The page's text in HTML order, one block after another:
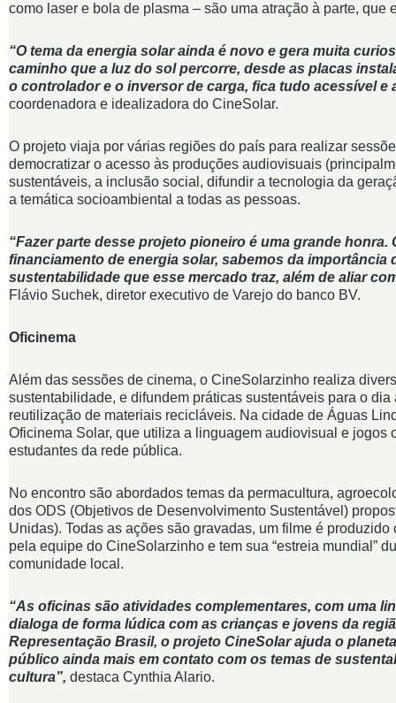
como laser e bola de plasma – são uma atração à parte, que
“O tema da energia solar ainda é novo e gera muita
caminho que a luz do sol percorre, desde as placas
o controlador e o inversor de carga, fica tudo acessível e
coordenadora e idealizadora do CineSolar.
O projeto viaja por várias regiões do país para realizar
democratizar o acesso às produções audiovisuais
sustentáveis, a inclusão social, difundir a tecnologia da
a temática socioambiental a todas as pessoas.
“Fazer parte desse projeto pioneiro é uma grande
financiamento de energia solar, sabemos da importância
sustentabilidade que esse mercado traz, além de aliar
Flávio Suchek, diretor executivo de Varejo do banco BV.
Oficinema
Além das sessões de cinema, o CineSolarzinho realiza
sustentabilidade, e difundem práticas sustentáveis para o
reutilização de materiais recicláveis. Na cidade de Águas
Oficinema Solar, que utiliza a linguagem audiovisual e jogos
estudantes da rede pública.
No encontro são abordados temas da permacultura,
dos ODS (Objetivos de Desenvolvimento Sustentável)
Unidas). Todas as ações são gravadas, um filme é
pela equipe do CineSolarzinho e tem sua “estreia mundial”
comunidade local.
“As oficinas são atividades complementares, com uma
dialoga de forma lúdica com as crianças e jovens da
Representação Brasil, o projeto CineSolar ajuda o
público ainda mais em contato com os temas de
cultura”, destaca Cynthia Alario.